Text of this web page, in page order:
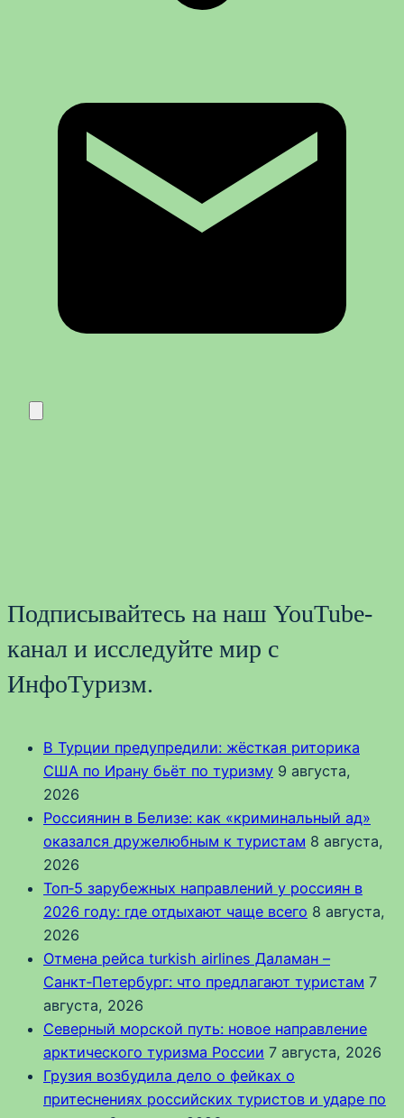
Подписывайтесь на наш YouTube-
канал и исследуйте мир с
ИнфоТуризм.
В Турции предупредили: жёсткая риторика
США по Ирану бьёт по туризму 9 августа,
2026
Россиянин в Белизе: как «криминальный ад»
оказался дружелюбным к туристам 8 августа,
2026
Топ‑5 зарубежных направлений у россиян в
2026 году: где отдыхают чаще всего 8 августа,
2026
Отмена рейса turkish airlines Даламан –
Санкт‑Петербург: что предлагают туристам 7
августа, 2026
Северный морской путь: новое направление
арктического туризма России 7 августа, 2026
Грузия возбудила дело о фейках о
притеснениях российских туристов и ударе по